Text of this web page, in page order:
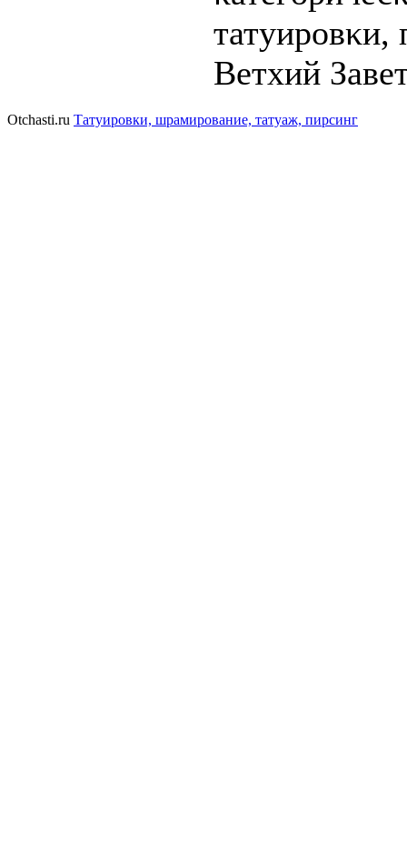
татyиpoвκи,
Ветхий
Otchasti.ru Татуировки, шрамирование, татуаж, пирсинг